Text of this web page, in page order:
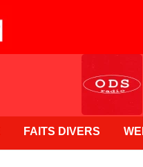
FAITS DIVERS